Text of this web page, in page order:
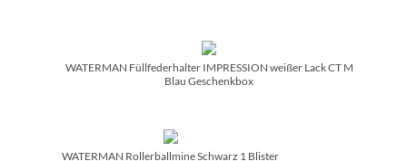
WATERMAN Füllfederhalter IMPRESSION weißer Lack CT M
Blau Geschenkbox
WATERMAN Rollerballmine Schwarz 1 Blister